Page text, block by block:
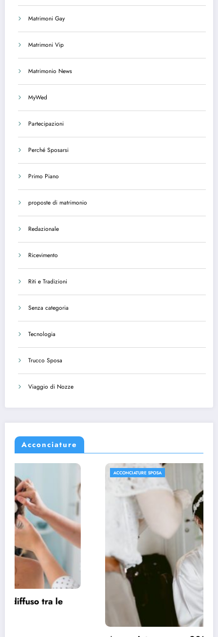
Matrimoni Gay
Matrimoni Vip
Matrimonio News
MyWed
Partecipazioni
Perché Sposarsi
Primo Piano
proposte di matrimonio
Redazionale
Ricevimento
Riti e Tradizioni
Senza categoria
Tecnologia
Trucco Sposa
Viaggio di Nozze
Acconciature